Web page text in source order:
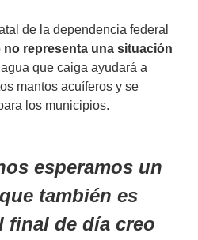
de la dependencia federal
no representa una situación
que caiga ayudará a
mantos acuíferos y se
los municipios.
esperamos un
también es
final de día creo